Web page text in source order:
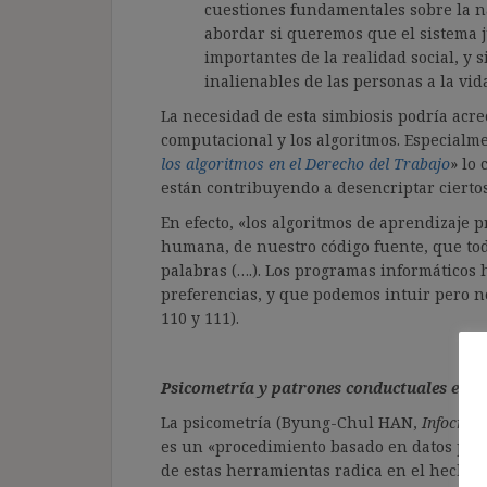
cuestiones fundamentales sobre la
abordar si queremos que el
importantes de la realidad social, y
inalienables de las personas a la
La necesidad de esta simbiosis podría
computacional y los algoritmos.
los algoritmos en el Derecho del Trabajo» lo
están contribuyendo a desencriptar
En efecto, «los algoritmos de aprendizaje
humana, de nuestro código fuente, que
palabras (….). Los programas
preferencias, y que podemos intuir pero
110 y 111).
Psicometría y patrones conductuales
La psicometría (Byung-Chul HAN, Infocracia
es un «procedimiento basado en datos
de estas herramientas radica en el hecho